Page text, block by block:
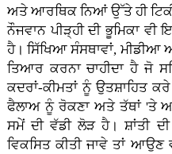
ਅਤੇ ਆਰਥਿਕ ਨਿਆਂ ਉੱਤੇ ਹੀ
ਨੌਜਵਾਨ ਪੀੜ੍ਹੀ ਦੀ ਭੂਮਿਕਾ
ਹੈ। ਸਿੱਖਿਆ ਸੰਸਥਾਵਾਂ, ਮੀਡੀਆ
ਤਿਆਰ ਕਰਨਾ ਚਾਹੀਦਾ ਹੈ ਜੋ
ਕਦਰਾਂ-ਕੀਮਤਾਂ ਨੂੰ ਉਤਸ਼ਾਹਿਤ
ਫੈਲਾਅ ਨੂੰ ਰੋਕਣਾ ਅਤੇ ਤੱਥਾਂ 'ਤੇ
ਸਮੇਂ ਦੀ ਵੱਡੀ ਲੋੜ ਹੈ। ਸ਼ਾਂਤੀ
ਵਿਕਸਿਤ ਕੀਤੀ ਜਾਵੇ ਤਾਂ